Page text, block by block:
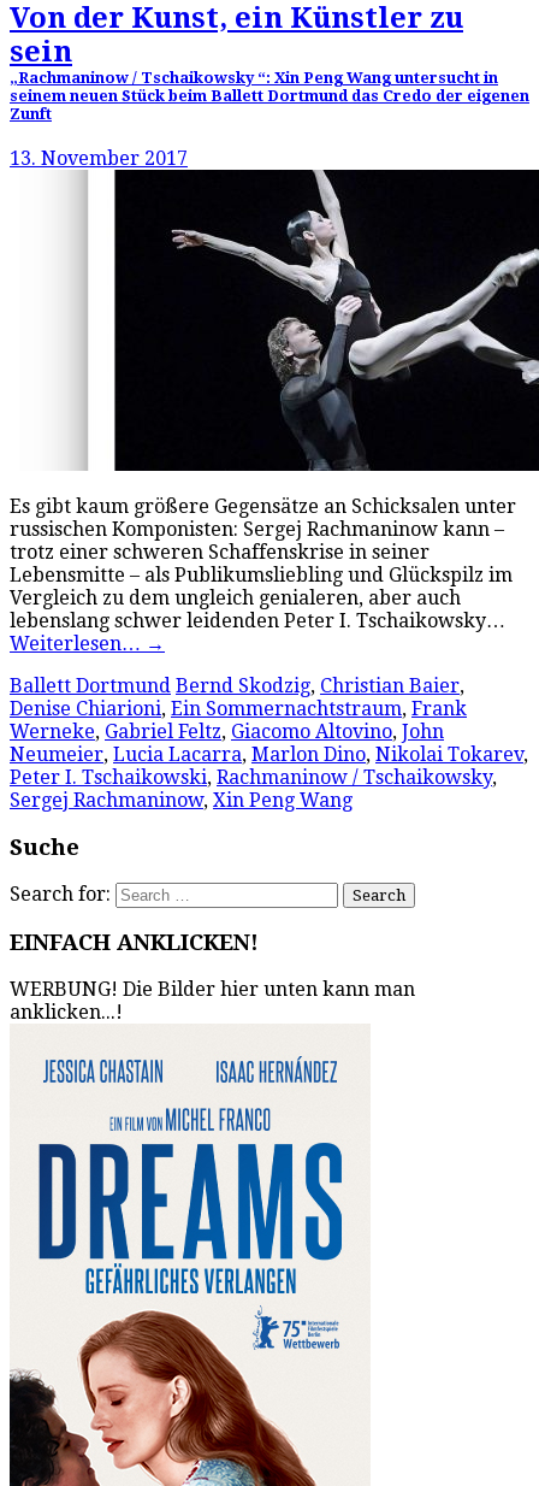
Von der Kunst, ein Künstler zu
sein
„Rachmaninow / Tschaikowsky “: Xin Peng Wang untersucht in
seinem neuen Stück beim Ballett Dortmund das Credo der eigenen
Zunft
13. November 2017
Es gibt kaum größere Gegensätze an Schicksalen unter
russischen Komponisten: Sergej Rachmaninow kann –
trotz einer schweren Schaffenskrise in seiner
Lebensmitte – als Publikumsliebling und Glückspilz im
Vergleich zu dem ungleich genialeren, aber auch
lebenslang schwer leidenden Peter I. Tschaikowsky…
Weiterlesen… →
Ballett Dortmund Bernd Skodzig, Christian Baier,
Denise Chiarioni, Ein Sommernachtstraum, Frank
Werneke, Gabriel Feltz, Giacomo Altovino, John
Neumeier, Lucia Lacarra, Marlon Dino, Nikolai Tokarev,
Peter I. Tschaikowski, Rachmaninow / Tschaikowsky,
Sergej Rachmaninow, Xin Peng Wang
Suche
Search for:
EINFACH ANKLICKEN!
WERBUNG! Die Bilder hier unten kann man
anklicken...!